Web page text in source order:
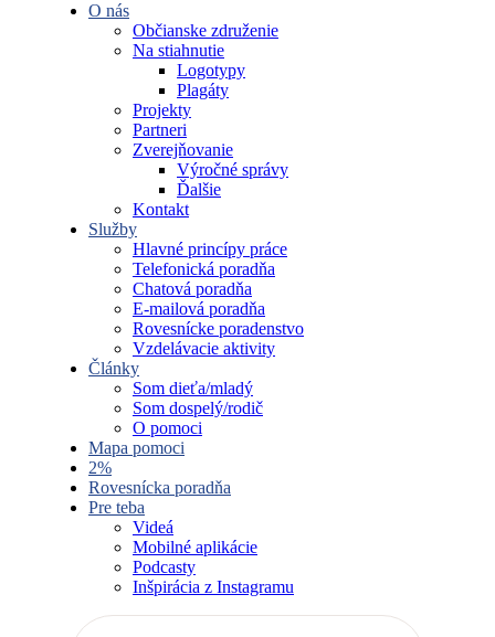
O nás
Občianske združenie
Na stiahnutie
Logotypy
Plagáty
Projekty
Partneri
Zverejňovanie
Výročné správy
Ďalšie
Kontakt
Služby
Hlavné princípy práce
Telefonická poradňa
Chatová poradňa
E-mailová poradňa
Rovesnícke poradenstvo
Vzdelávacie aktivity
Články
Som dieťa/mladý
Som dospelý/rodič
O pomoci
Mapa pomoci
2%
Rovesnícka poradňa
Pre teba
Videá
Mobilné aplikácie
Podcasty
Inšpirácia z Instagramu